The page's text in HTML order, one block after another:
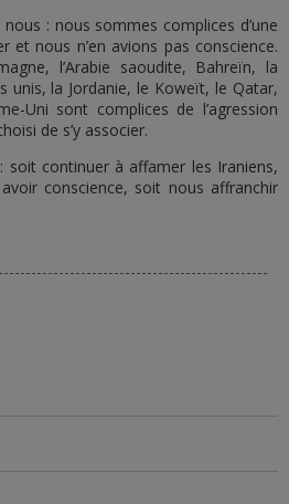
nous : nous sommes complices d’une
et nous n’en avions pas conscience.
l’Arabie saoudite, Bahreïn, la
unis, la Jordanie, le Koweït, le Qatar,
Uni sont complices de l’agression
de s’y associer.
soit continuer à affamer les Iraniens,
conscience, soit nous affranchir